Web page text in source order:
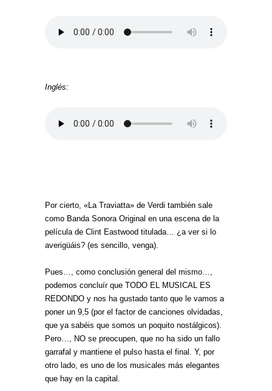
Inglés:
Por cierto, «La Traviatta» de Verdi también sale
como Banda Sonora Original en una escena de la
película de Clint Eastwood titulada… ¿a ver si lo
averigüáis? (es sencillo, venga).
Pues…, como conclusión general del mismo…,
podemos concluír que TODO EL MUSICAL ES
REDONDO y nos ha gustado tanto que le vamos a
poner un 9,5 (por el factor de canciones olvidadas,
que ya sabéis que somos un poquito nostálgicos).
Pero…, NO se preocupen, que no ha sido un fallo
garrafal y mantiene el pulso hasta el final. Y, por
otro lado, es uno de los musicales más elegantes
que hay en la capital.